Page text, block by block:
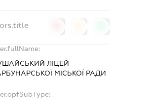
ЛІЦЕЙ
МІСЬКОЇ РАДИ